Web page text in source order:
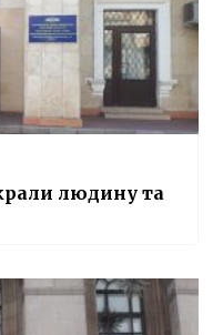
людину та